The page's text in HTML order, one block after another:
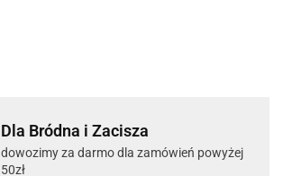
Dla Bródna i Zacisza
dowozimy za darmo dla zamówień powyżej
50zł